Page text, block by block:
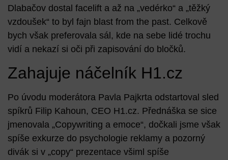
Dlabačov dostal facelift a až na „vedérko“ a „těžký
vzdoušek“ to byl fajn blast from the past. Celkově
bych však preferovala sál, kde na sebe lidé trochu
vidí a nekazí si oči při zapisování do bločků.
Zahajuje náčelník H1.cz
Po úvodu moderátora Pavla Pajkrta odstartoval sled
spíkrů Filip Kahoun, CEO H1.cz. Přednáška se sice
jmenovala „Copywriting a emoce“, dočkali jsme však
spíše exkurze do psychologie reklamy a pozorný
divák si v „copy“ prezentace všiml spíše